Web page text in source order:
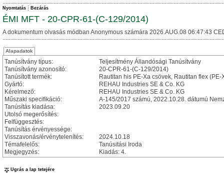
Nyomtatás Bezárás
ÉMI MFT - 20-CPR-61-(C-129/2014)
A dokumentum olvasás módban Anonymous számára 2026.AUG.08 06:47:43
Alapadatok
Tanúsítvány típus:
Teljesítmény Állandósági Tanúsítvány
Tanúsítvány azonosító:
20-CPR-61-(C-129/2014)
Tanúsított termék:
Rautitan his PE-Xa csövek, Rautitan flex
Gyártó:
REHAU Industries SE & Co. KG
Kérelmező:
REHAU Industries SE & Co. KG
Műszaki specifikáció:
A-145/2017 számú, 2022.10.28. dátumú
Tanúsítás kiadása:
2023.09.20
Utolsó megerősítés:
Felfüggesztés:
Tanúsítás érvényessége:
Visszavonás/érvénytelenítés:
2024.10.18
Témafelelős:
Tanúsitási Iroda
Megjegyzés:
Kiadás: 4.
Ugrás a lap tetejére